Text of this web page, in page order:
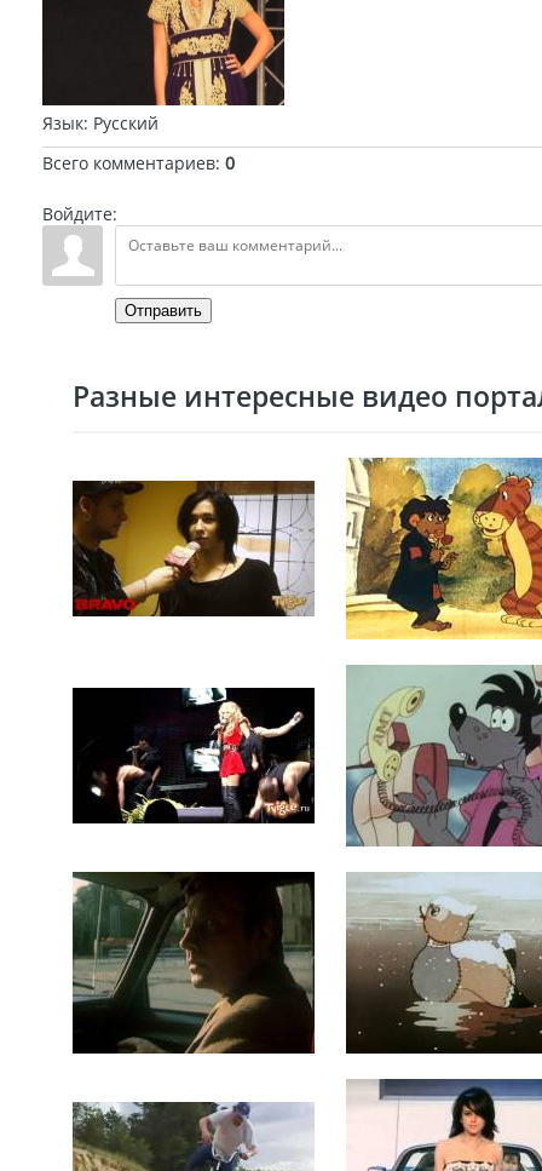
Язык: Русский
Всего комментариев: 0
Войдите:
Отправить
Разные интересные видео